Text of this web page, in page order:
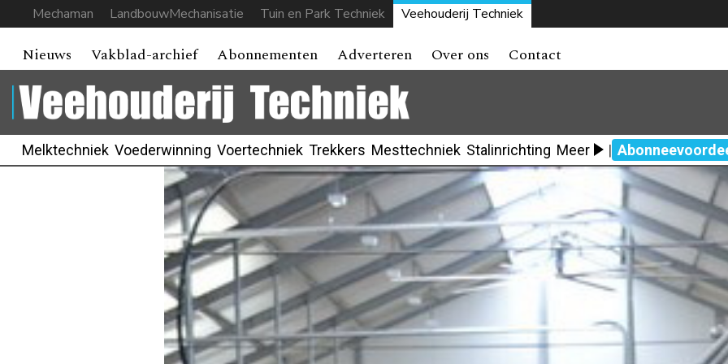
Mechaman LandbouwMechanisatie Tuin en Park Techniek Veehouderij Techniek
Nieuws Vakblad-archief Abonnementen Adverteren Over ons Contact
Melktechniek Voederwinning Voertechniek Trekkers Mesttechniek Stalinrichting Meer |